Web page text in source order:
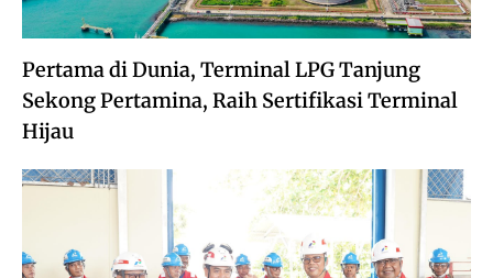
Pertama di Dunia, Terminal LPG Tanjung
Sekong Pertamina, Raih Sertifikasi Terminal
Hijau